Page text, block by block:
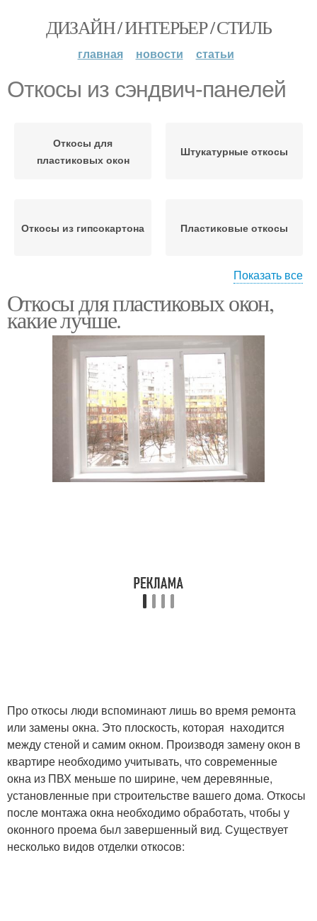
ДИЗАЙН / ИНТЕРЬЕР / СТИЛЬ
главная новости статьи
Откосы из сэндвич-панелей
Откосы для
пластиковых окон
Штукатурные откосы
Откосы из гипсокартона Пластиковые откосы
окна
Откосы для окон
Оконные откосы Откосы на окна
Откосы из штукатурки
Цены на пластиковые
откосы
Тёплые откосы Откосы в минске
Откосы из сэндвич Современные откосы
Показать все
Откосы для пластиковых окон,
какие лучше.
Про откосы люди вспоминают лишь во время ремонта
или замены окна. Это плоскость, которая находится
между стеной и самим окном. Производя замену окон в
квартире необходимо учитывать, что современные
окна из ПВХ меньше по ширине, чем деревянные,
установленные при строительстве вашего дома. Откосы
после монтажа окна необходимо обработать, чтобы у
оконного проема был завершенный вид. Существует
несколько видов отделки откосов: